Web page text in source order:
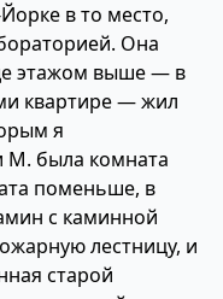
в то место,
Она
этажом выше — в
квартире — жил
я
М. была комната
поменьше, в
с каминной
лестницу, и
старой